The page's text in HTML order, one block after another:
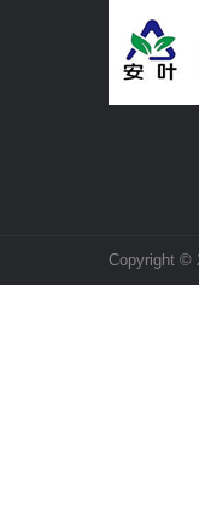
Copyright ©